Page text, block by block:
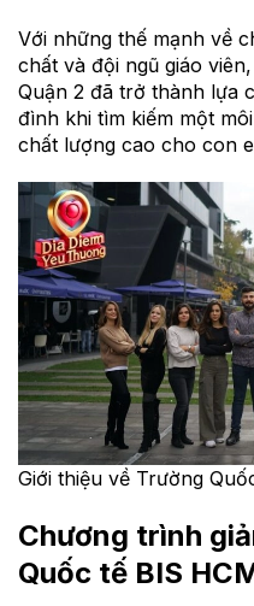
Với những thế mạnh về
chất và đội ngũ giáo viên,
Quận 2 đã trở thành lựa
đình khi tìm kiếm một
chất lượng cao cho con
Giới thiệu về Trường
Chương trình
Quốc tế BIS